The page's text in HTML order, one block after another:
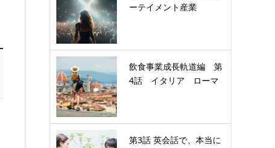
ーテイメント産業
飲食事業成長軌道編 第
4話 イタリア ローマ
第3話 英会話で、本当に